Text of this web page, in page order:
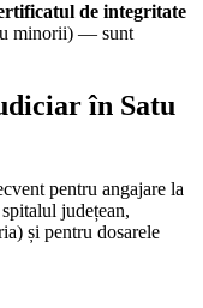
de integritate
minorii) — sunt
în Satu
pentru angajare la
județean,
și pentru dosarele